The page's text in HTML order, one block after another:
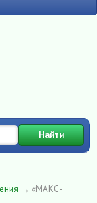
Найти
→ «МАКС-